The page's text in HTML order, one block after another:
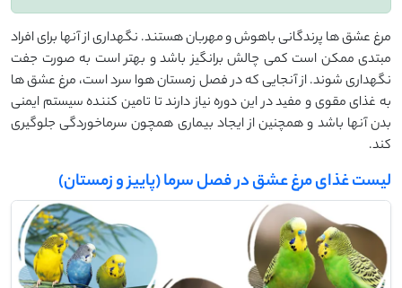
مرغ عشق ها پرندگانی باهوش و مهربان هستند. نگهداری از آنها برای افراد
مبتدی ممکن است کمی چالش برانگیز باشد و بهتر است به صورت جفت
نگهداری شوند. از آنجایی که در فصل زمستان هوا سرد است، مرغ عشق ها
به غذای مقوی و مفید در این دوره نیاز دارند تا تامین کننده سیستم ایمنی
بدن آنها باشد و همچنین از ایجاد بیماری همچون سرماخوردگی جلوگیری
کند.
لیست غذای مرغ عشق در فصل سرما (پاییز و زمستان)